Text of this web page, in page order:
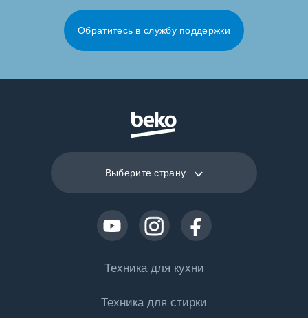
Обратитесь в службу поддержки
Выберите страну
Техника для кухни
Холодильная техника
Техника для стирки